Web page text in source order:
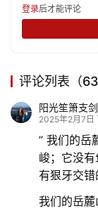
登录后才能评论
评论列表（63
阳光笙箫支
2025年2月7日
” 我们的岳
峻；它没
有狠牙交错
我们的岳